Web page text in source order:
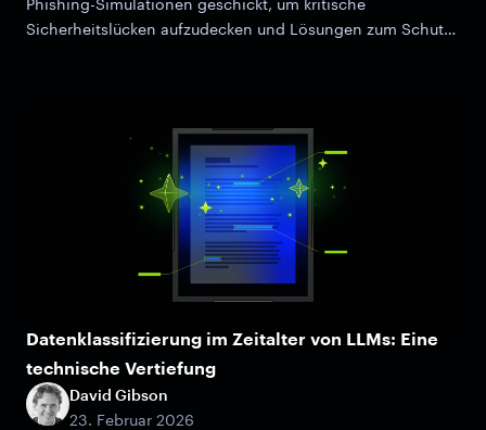
Sicherheitslücken aufzudecken und Lösungen zum Schutz
Datenklassifizierung im Zeitalter von LLMs: Eine
technische Vertiefung
David Gibson
23. Februar 2026